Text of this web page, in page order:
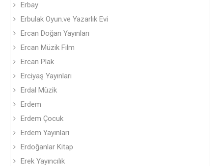
Erbay
Erbulak Oyun.ve Yazarlık Evi
Ercan Doğan Yayınları
Ercan Müzik Film
Ercan Plak
Erciyaş Yayınları
Erdal Müzik
Erdem
Erdem Çocuk
Erdem Yayınları
Erdoğanlar Kitap
Erek Yayıncılık